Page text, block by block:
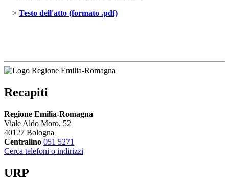
> Testo dell'atto (formato .pdf)
Recapiti
Regione Emilia-Romagna
Viale Aldo Moro, 52
40127 Bologna
Centralino 051 5271
Cerca telefoni o indirizzi
URP